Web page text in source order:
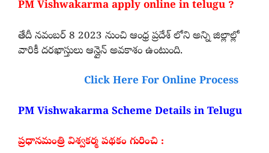
PM Vishwakarma apply online in telugu ?
తేదీ నవంబర్ 8 2023 నుంచి ఆంధ్ర ప్రదేశ్ లోని అన్ని జిల్లాల్లో
వారికీ దరఖాస్తులు ఆన్లైన్ అవకాశం ఉంటుంది.
Click Here For Online Process
PM Vishwakarma Scheme Details in Telugu
ప్రధానమంత్రి విశ్వకర్మ పథకం గురించి :